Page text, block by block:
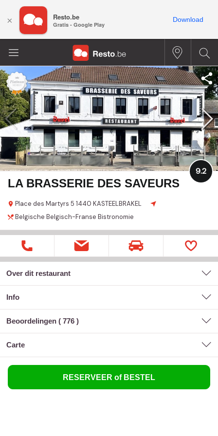
LA BRASSERIE DES SAVEURS
Place des Martyrs 5 1440 KASTEELBRAKEL
9.2
Belgische Belgisch-Franse Bistronomie
Over dit restaurant
Info
Beoordelingen ( 776 )
carte
RESERVEER of BESTEL
× Resto.be
Gratis - Google Play
Download